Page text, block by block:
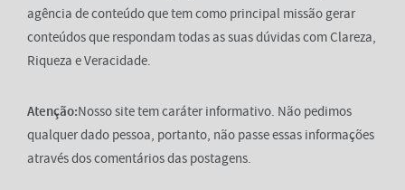
agência de conteúdo que tem como principal missão gerar
conteúdos que respondam todas as suas dúvidas com Clareza,
Riqueza e Veracidade.
Atenção:Nosso site tem caráter informativo. Não pedimos
qualquer dado pessoa, portanto, não passe essas informações
através dos comentários das postagens.